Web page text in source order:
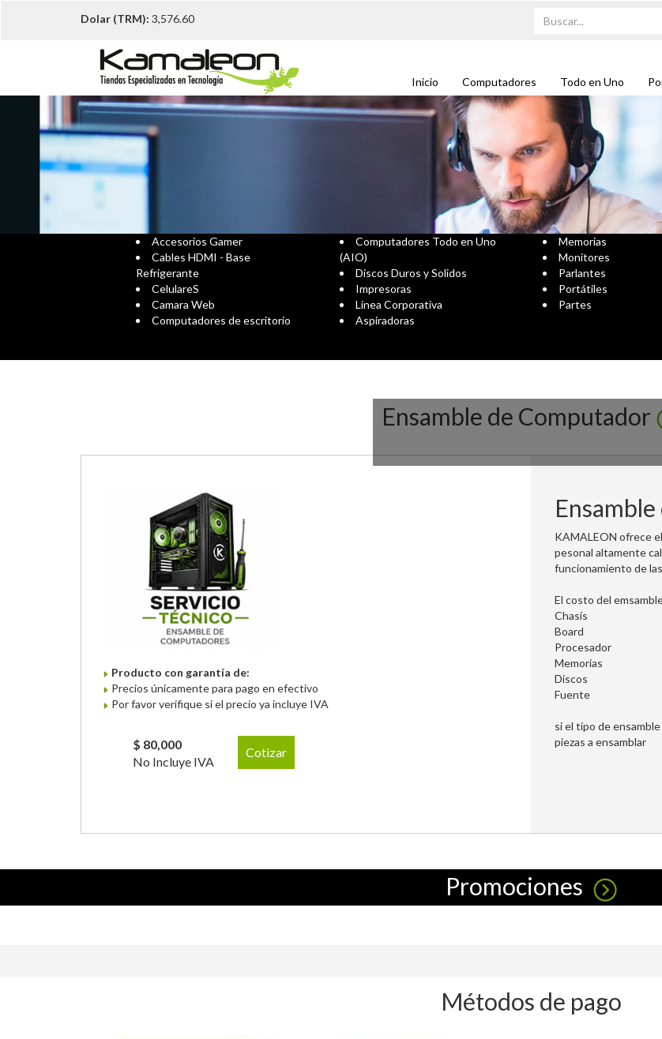
Dolar (TRM): 3,576.60
Inicio Computadores Todo en Uno
Accesorios Gamer
Cables HDMI - Base
Refrigerante
CelulareS
Camara Web
Computadores de escritorio
Computadores Todo en Uno
(AIO)
Discos Duros y Solidos
Impresoras
Linea Corporativa
Aspiradoras
Memorias
Monitores
Parlantes
Portátiles
Partes
Ensamble de Computador
Producto con garantía de:
Precios únicamente para pago en efectivo
Por favor verifique si el precio ya incluye IVA
$ 80,000
No Incluye IVA
Cotizar
KAMALEON ofrece
pesonal altamente
funcionamiento de
El costo del
Chasis
Board
Procesador
Memorias
Discos
Fuente
si el tipo de
piezas a ensamblar
Promociones
Métodos de pago